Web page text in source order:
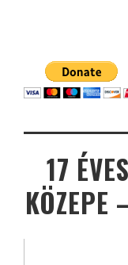
17
KÖZEPE